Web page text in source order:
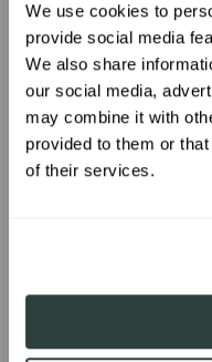
We use cookies to
provide social media
We also share
our social media,
may combine it with
provided to them or
of their services.
Quels moyens de
Combien de temps
commande ?
Quels sont vos frais
commande ?
Sign up to